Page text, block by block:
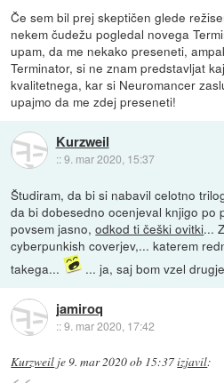
Če sem bil prej skeptičen glede
nekem čudežu pogledal novega
upam, da me nekako preseneti,
Terminator, si ne znam predstavljat
kvalitetnega, kar si Neuromancer
upajmo da me zdej preseneti!
Kurzweil
::9. mar 2020, 15:37
Študiram, da bi si nabavil celotno
da bi dobesedno ocenjeval knjigo po
povsem jasno,odkod ti češki ovitki...
cyberpunkish coverjev,... katerem
takega...
... ja, saj bom vzel
jamiroq
::9. mar 2020, 17:42
Kurzweil je9. mar 2020 ob 15:37izjavil: